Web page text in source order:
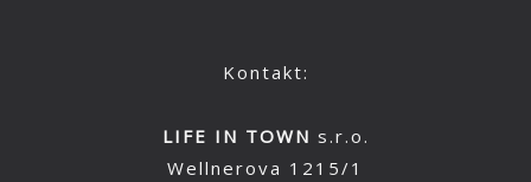
Kontakt:
LIFE IN TOWN s.r.o.
Wellnerova 1215/1